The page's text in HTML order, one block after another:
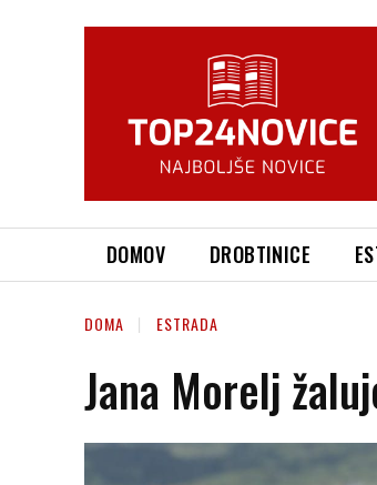
DOMOV DROBTINICE
DOMA ESTRADA
Jana Morelj